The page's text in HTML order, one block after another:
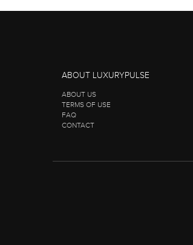
ABOUT LUXURYPULSE
ABOUT US
TERMS OF USE
FAQ
CONTACT